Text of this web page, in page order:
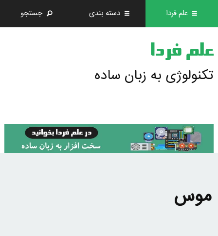
علم فردا دسته بندی جستجو
علم فردا
تکنولوژی به زبان ساده
موس